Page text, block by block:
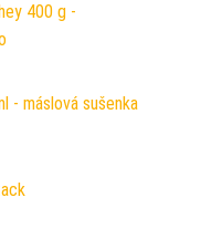
400 g -
- máslová sušenka